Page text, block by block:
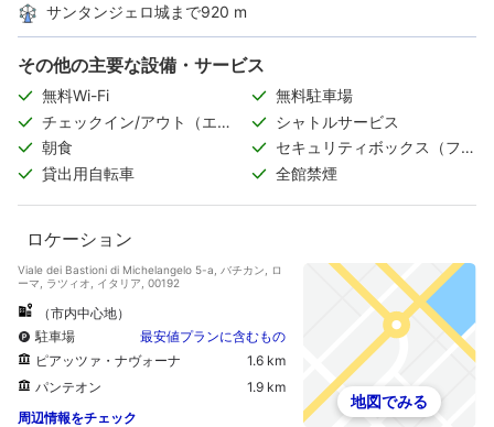
サンタンジェロ城まで920 m
その他の主要な設備・サービス
無料Wi-Fi
無料駐車場
チェックイン/アウト（エク
スプレス）
シャトルサービス
朝食
セキュリティボックス（フロ
ント）
貸出用自転車 全館禁煙
ロケーション
Viale dei Bastioni di Michelangelo 5-a, バチカン, ロ
ーマ, ラツィオ, イタリア, 00192
（市内中心地）
駐車場
最安値プランに含むもの
ピアッツァ・ナヴォーナ
1.6 km
パンテオン
1.9 km
周辺情報をチェック
地図でみる